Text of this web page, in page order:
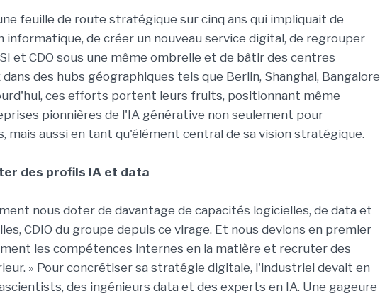
feuille de route stratégique sur cinq ans qui impliquait de
informatique, de créer un nouveau service digital, de regrouper
et CDO sous une même ombrelle et de bâtir des centres
des hubs géographiques tels que Berlin, Shanghai, Bangalore
ces efforts portent leurs fruits, positionnant même
pionnières de l'IA générative non seulement pour
mais aussi en tant qu'élément central de sa vision stratégique.
des profils IA et data
nous doter de davantage de capacités logicielles, de data et
CDIO du groupe depuis ce virage. Et nous devions en premier
les compétences internes en la matière et recruter des
» Pour concrétiser sa stratégie digitale, l'industriel devait en
des ingénieurs data et des experts en IA. Une gageure